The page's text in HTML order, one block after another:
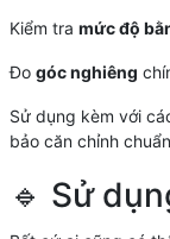
Kiểm tra mức độ
Đo góc nghiêng
Sử dụng kèm với
bảo căn chỉnh chuẩn
🔹 Sử